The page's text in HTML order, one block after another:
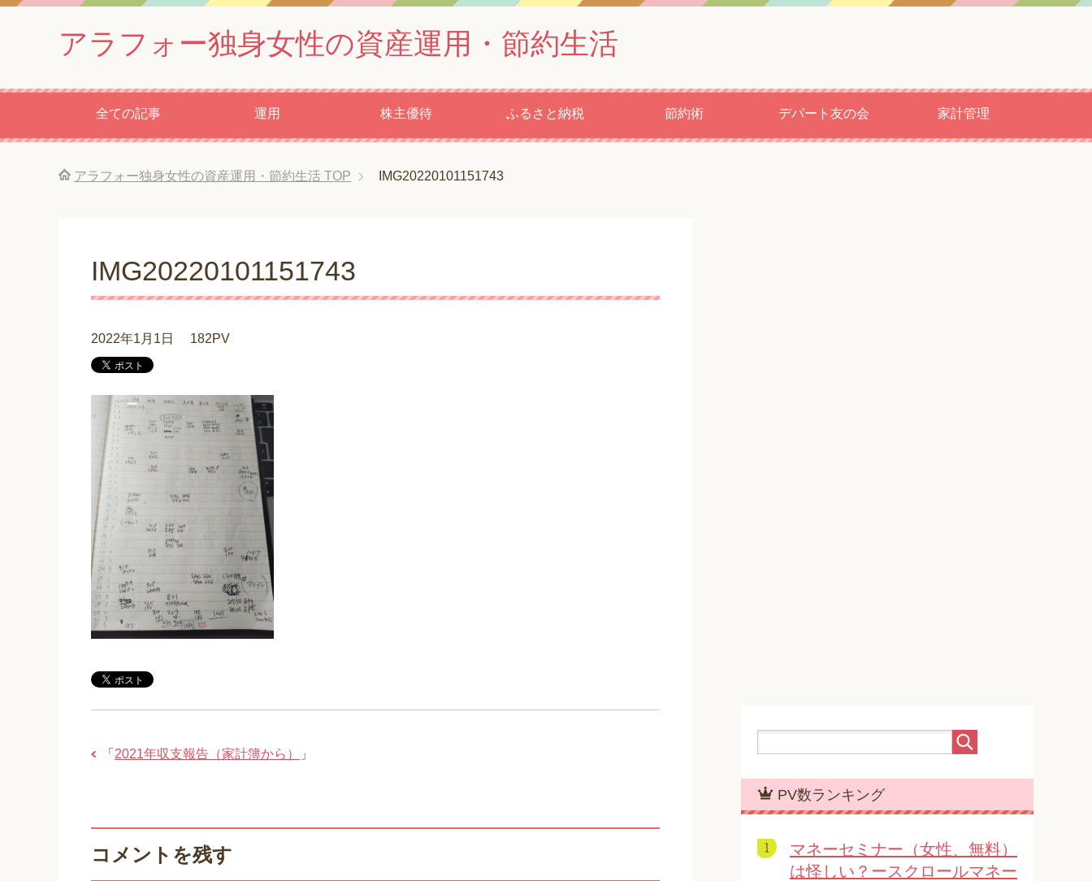
アラフォー独身女性の資産運用・節約生活
全ての記事 運用 株主優待 ふるさと納税 節約術 デパート友の会 家計管理
アラフォー独身女性の資産運用・節約生活 TOP IMG20220101151743
IMG20220101151743
2022年1月1日 182PV
「 2021年収支報告（家計簿から） 」
コメントを残す
PV数ランキング
マネーセミナー（女性、無料）
は怪しい？ースクロールマネー